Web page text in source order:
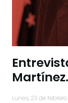
lunes, 23 de